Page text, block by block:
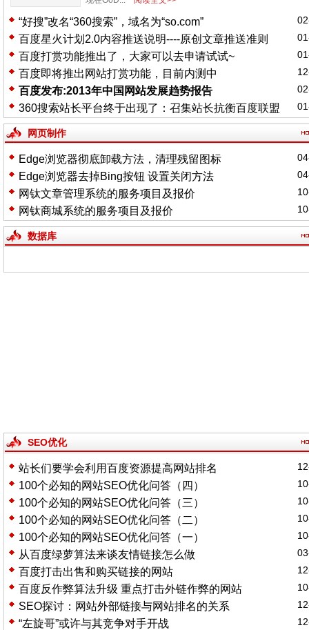
“好搜”改名“360搜索”，域名为“so.com”
百度星火计划2.0内容推送说明----原创文章推送准则
百度打赏功能推出了，大家可以去申请试试~
百度即将推出网站打赏功能，目前内测中
百度发布:2013年中国网站发展趋势报告
360搜索站长平台终于出现了：召集站长抗衡百度联盟
网页制作
Edge浏览器彻底卸载方法，清理残留图标
Edge浏览器去掉Bing按钮 设置关闭方法
网钛文章管理系统的服务项目及报价
网钛商城系统的服务项目及报价
数据库
SEO优化
站长们要学会利用百度资源提高网站排名
100个必知的网站SEO优化问答（四）
100个必知的网站SEO优化问答（三）
100个必知的网站SEO优化问答（二）
100个必知的网站SEO优化问答（一）
从百度绿萝算法来谈友情链接怎么做
百度打击出售和购买链接的网站
百度反作弊算法升级 重点打击外链作弊的网站
SEO探讨：网站外部链接与网站排名的关系
“左旋哥”或许与其竞争对手开战